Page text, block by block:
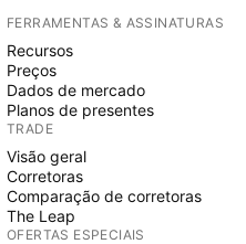
FERRAMENTAS & ASSINATURAS
Recursos
Preços
Dados de mercado
Planos de presentes
TRADE
Visão geral
Corretoras
Comparação de corretoras
The Leap
OFERTAS ESPECIAIS